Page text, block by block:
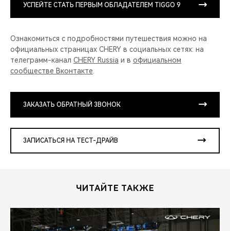
УСПЕЙТЕ СТАТЬ ПЕРВЫМ ОБЛАДАТЕЛЕМ TIGGO 9
Ознакомиться с подробностями путешествия можно на
официальных страницах CHERY в социальных сетях: на
телеграмм-канал CHERY Russia и в официальном
сообществе Вконтакте
ЗАКАЗАТЬ ОБРАТНЫЙ ЗВОНОК
ЗАПИСАТЬСЯ НА ТЕСТ-ДРАЙВ
ЧИТАЙТЕ ТАКЖЕ